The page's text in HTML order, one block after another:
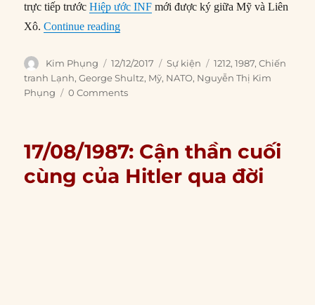
trực tiếp trướcHiệp ước INF mới được ký giữa Mỹ và Liên
Xô.Continue reading“12/12/1987: Mỹ kêu gọi Tây Âu tăng chi
Author
Kim Phụng
Posted
on
12/12/2017 Categories
Sự kiện Tags
1212,1987,Chiến
tranh Lạnh,George Shultz, Mỹ, NATO, Nguyễn Thị Kim
Phụng
0 Comments
17/08/1987: Cận thần cuối
cùng của Hitler qua đời